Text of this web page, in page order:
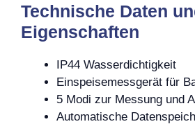
Technische Daten
Eigenschaften
IP44 Wasserdichtigkeit
Einspeisemessgerät für
5 Modi zur Messung und
Automatische